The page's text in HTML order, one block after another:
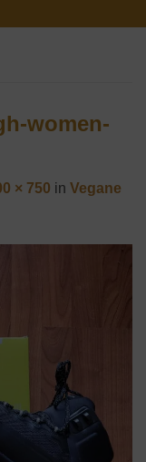
women-
× 750 in Vegane